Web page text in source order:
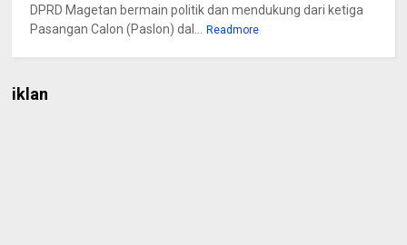
DPRD Magetan bermain politik dan mendukung dari ketiga
Pasangan Calon (Paslon) dal... Readmore
iklan